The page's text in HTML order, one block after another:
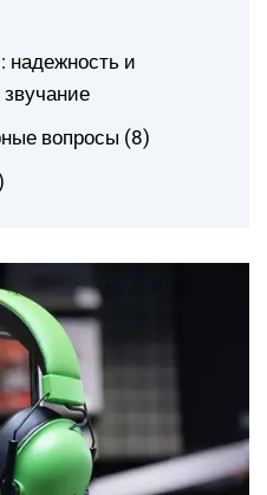
надежность и
вопросы (8)